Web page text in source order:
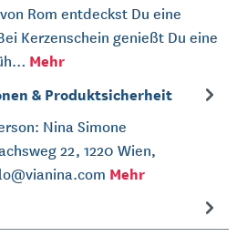
Rom entdeckst Du eine
Kerzenschein genießt Du eine
Mehr
& Produktsicherheit
Nina Simone
22, 1220 Wien,
Mehr